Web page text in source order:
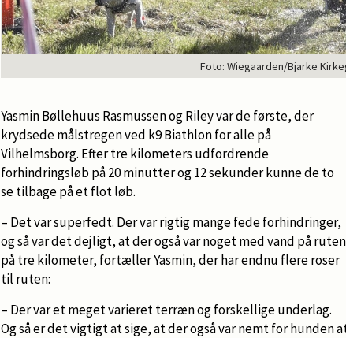
Foto: Wiegaarden/Bjarke
Yasmin Bøllehuus Rasmussen og Riley var de første, der
krydsede målstregen ved k9 Biathlon for alle på
Vilhelmsborg. Efter tre kilometers udfordrende
forhindringsløb på 20 minutter og 12 sekunder kunne de to
se tilbage på et flot løb.
– Det var superfedt. Der var rigtig mange fede forhindringer,
og så var det dejligt, at der også var noget med vand på ruten
på tre kilometer, fortæller Yasmin, der har endnu flere roser
til ruten:
–­ Der var et meget varieret terræn og forskellige underlag.
Og så er det vigtigt at sige, at der også var nemt for hunden